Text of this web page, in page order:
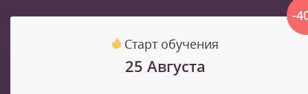
-
Старт обучения
25 Августа